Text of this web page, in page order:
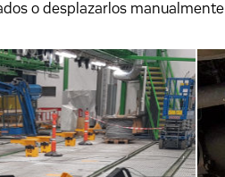
o desplazarlos manualmente